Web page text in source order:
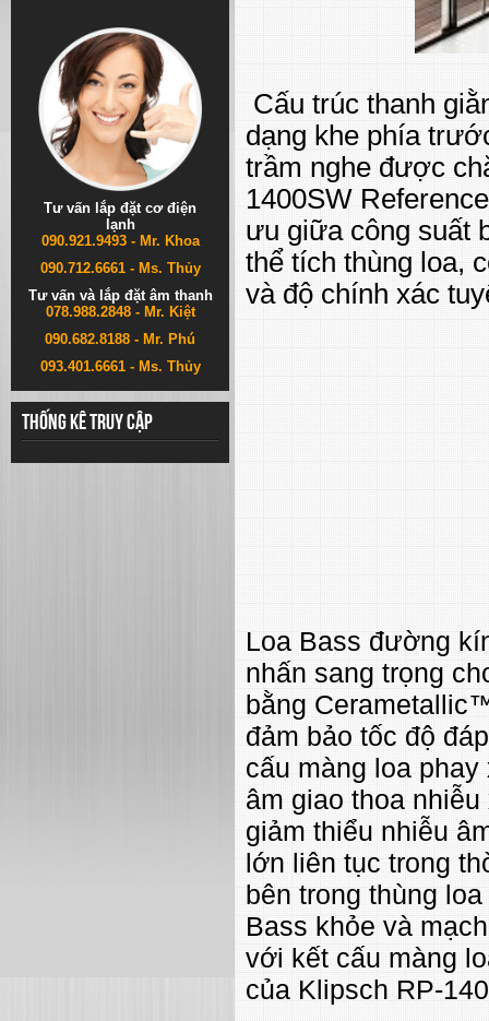
Tư vấn lắp đặt cơ điện
lạnh
090.921.9493 - Mr. Khoa
090.712.6661 - Ms. Thủy
Tư vấn và lắp đặt âm thanh
078.988.2848 - Mr. Kiệt
090.682.8188 - Mr. Phú
093.401.6661 - Ms. Thủy
Thống kê truy cập
Cấu trúc thanh
dạng khe phía
trầm nghe được
1400SW
ưu giữa công suất
thể tích thùng loa,
và độ chính xác
Loa Bass đường
nhấn sang trọng
bằng
đảm bảo tốc độ
cấu màng loa
âm giao thoa
giảm thiểu nhiễu
lớn liên tục trong
bên trong thùng
Bass khỏe và
với kết cấu màng
của Klipsch RP-